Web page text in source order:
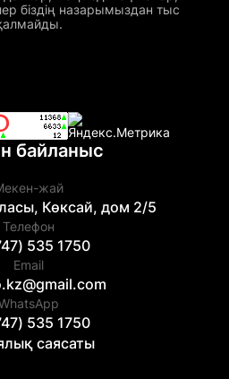
біздің назарымыздан тыс
байланыс
жай
Көксай, дом 2/5
Телефон
535 1750
Email
535 1750
саясаты